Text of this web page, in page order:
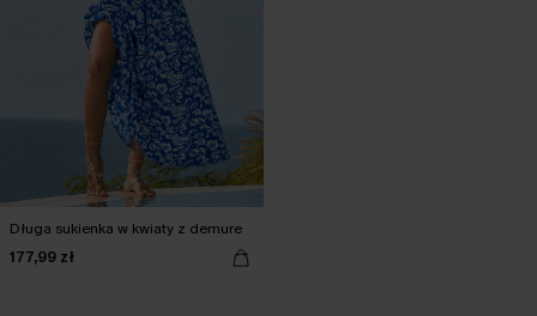
Długa sukienka w kwiaty z demure
177,99 zł